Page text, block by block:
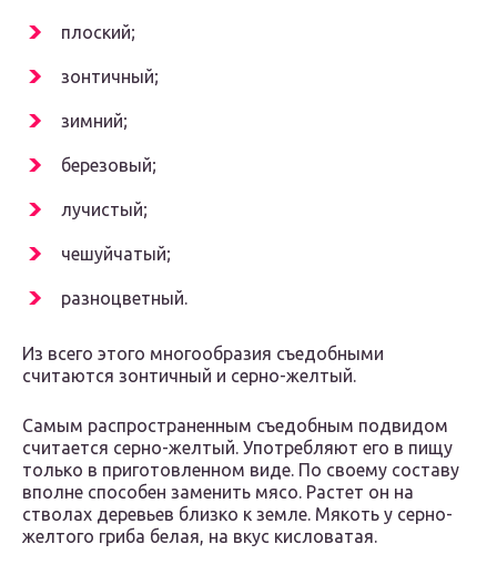
плоский;
зонтичный;
зимний;
березовый;
лучистый;
чешуйчатый;
разноцветный.
Из всего этого многообразия съедобными
считаются зонтичный и серно-желтый.
Самым распространенным съедобным подвидом
считается серно-желтый. Употребляют его в пищу
только в приготовленном виде. По своему составу
вполне способен заменить мясо. Растет он на
стволах деревьев близко к земле. Мякоть у серно-
желтого гриба белая, на вкус кисловатая.